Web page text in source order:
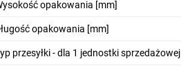
opakowania [mm]
opakowania [mm]
przesyłki - dla 1 jednostki sprzedażowej